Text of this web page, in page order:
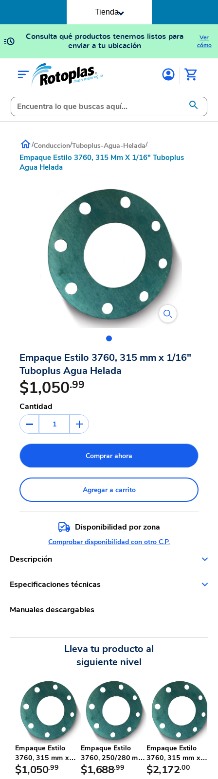
Tienda
Consulta qué productos tenemos listos para
enviar a tu ubicación
Ver
cómo
/Conduccion/Tuboplus-Agua-Helada/
Empaque Estilo 3760, 315 Mm X 1/16" Tuboplus
Agua Helada
Empaque Estilo 3760, 315 mm x 1/16"
Tuboplus Agua Helada
$1,050.99
Cantidad
1
Comprar ahora
Agregar a carrito
Disponibilidad por zona
Comprobar disponibilidad con otro C.P.
Descripción
Especificaciones técnicas
Manuales descargables
Lleva tu producto al
siguiente nivel
Empaque Estilo
3760, 315 mm x
1/16" Tubo...
$1,050.99
Empaque Estilo
3760, 250/280 mm
x 1/8" T...
$1,688.99
Empaque Estilo
3760, 315 mm x
1/8" Tubop...
$2,172.00